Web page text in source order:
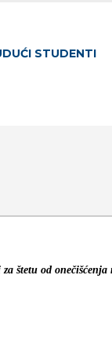
STUDENTI
štetu od onečišćenja